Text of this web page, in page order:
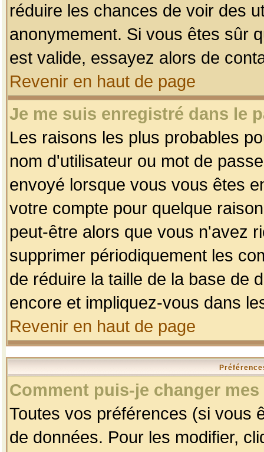
réduire les chances de voir des
anonymement. Si vous êtes sûr
est valide, essayez alors de
Revenir en haut de page
Je me suis enregistré dans le
Les raisons les plus probables
nom d'utilisateur ou mot de
envoyé lorsque vous vous êtes
votre compte pour quelque
peut-être alors que vous n'avez
supprimer périodiquement les
de réduire la taille de la base de
encore et impliquez-vous dans
Revenir en haut de page
Comment puis-je changer
Toutes vos préférences (si vous
de données. Pour les modifier,